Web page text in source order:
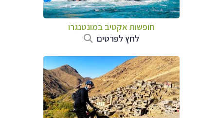
חופשות אקטיב במונטנגרו
לחץ לפרטים